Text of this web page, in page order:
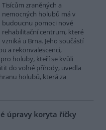
Tisícům zraněných a
nemocných holubů má v
budoucnu pomoci nové
rehabilitační centrum, které
vzniká u Brna. Jeho součástí
a rekonvalescenci,
holuby, kteří se kvůli
do volné přírody, uvedla
holubů, která za
úpravy koryta říčky